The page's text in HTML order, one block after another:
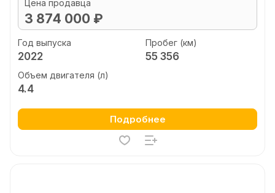
Цена продавца
3 874 000 ₽
Год выпуска
2022
Пробег (км)
55 356
Объем двигателя (л)
4.4
Подробнее